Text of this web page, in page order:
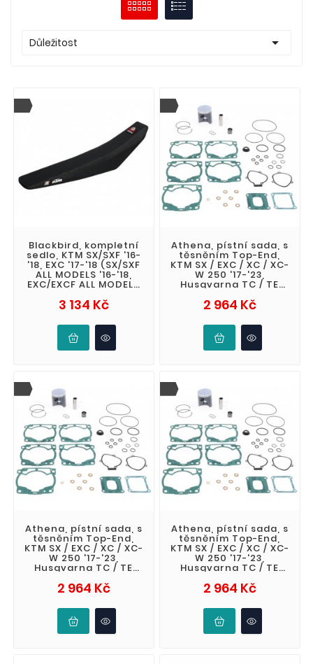
Důležitost 
Blackbird, kompletní
sedlo, KTM SX/SXF '16-
'18, EXC '17-'18 (SX/SXF
ALL MODELS '16-'18,
EXC/EXCF ALL MODELS
3 134 KčCena
Athena, pístní sada, s
těsněním Top-End,
KTM SX / EXC / XC / XC-
W 250 '17-'23,
Husqvarna TC / TE
EC / EX /
2 964 KčCena
Athena, pístní sada, s
těsněním Top-End,
KTM SX / EXC / XC / XC-
W 250 '17-'23,
Husqvarna TC / TE
EC / EX /
2 964 KčCena
Athena, pístní sada, s
těsněním Top-End,
KTM SX / EXC / XC / XC-
W 250 '17-'23,
Husqvarna TC / TE
EC / EX /
2 964 KčCena